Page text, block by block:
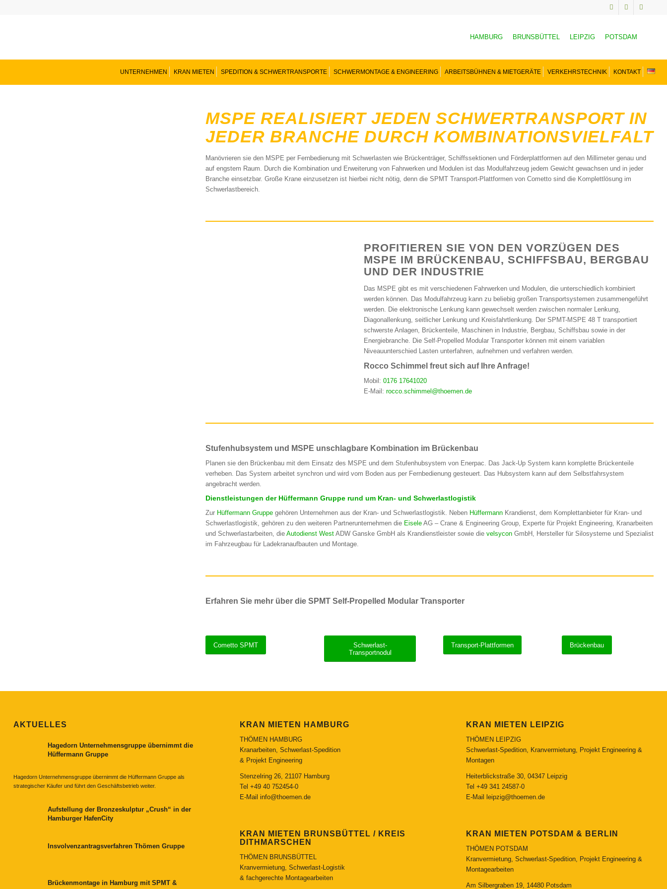
HAMBURG BRUNSBÜTTEL LEIPZIG POTSDAM
UNTERNEHMEN KRAN MIETEN SPEDITION & SCHWERTRANSPORTE SCHWERMONTAGE & ENGINEERING ARBEITSBÜHNEN & MIETGERÄTE VERKEHRSTECHNIK KONTAKT
MSPE REALISIERT JEDEN SCHWERTRANSPORT IN
JEDER BRANCHE DURCH KOMBINATIONSVIELFALT
Manövrieren sie den MSPE per Fernbedienung mit Schwerlasten wie Brückenträger, Schiffssektionen und Förderplattformen auf den Millimeter genau und
auf engstem Raum. Durch die Kombination und Erweiterung von Fahrwerken und Modulen ist das Modulfahrzeug jedem Gewicht gewachsen und in jeder
Branche einsetzbar. Große Krane einzusetzen ist hierbei nicht nötig, denn die SPMT Transport-Plattformen von Cometto sind die Komplettlösung im
Schwerlastbereich.
PROFITIEREN SIE VON DEN VORZÜGEN DES
MSPE IM BRÜCKENBAU, SCHIFFSBAU, BERGBAU
UND DER INDUSTRIE
Das MSPE gibt es mit verschiedenen Fahrwerken und Modulen, die unterschiedlich kombiniert
werden können. Das Modulfahrzeug kann zu beliebig großen Transportsystemen zusammengeführt
werden. Die elektronische Lenkung kann gewechselt werden zwischen normaler Lenkung,
Diagonallenkung, seitlicher Lenkung und Kreisfahrtlenkung. Der SPMT-MSPE 48 T transportiert
schwerste Anlagen, Brückenteile, Maschinen in Industrie, Bergbau, Schiffsbau sowie in der
Energiebranche. Die Self-Propelled Modular Transporter können mit einem variablen
Niveauunterschied Lasten unterfahren, aufnehmen und verfahren werden.
Rocco Schimmel freut sich auf Ihre Anfrage!
Mobil:0176 17641020
E-Mail:rocco.schimmel@thoemen.de
Stufenhubsystem und MSPE unschlagbare Kombination im Brückenbau
Planen sie den Brückenbau mit dem Einsatz des MSPE und dem Stufenhubsystem von Enerpac. Das Jack-Up System kann komplette Brückenteile
verheben. Das System arbeitet synchron und wird vom Boden aus per Fernbedienung gesteuert. Das Hubsystem kann auf dem Selbstfahrsystem
angebracht werden.
Dienstleistungen der Hüffermann Gruppe rund um Kran- und Schwerlastlogistik
Zur Hüffermann Gruppe gehören Unternehmen aus der Kran- und Schwerlastlogistik. Neben Hüffermann Krandienst, dem Komplettanbieter für Kran- und
Schwerlastlogistik, gehören zu den weiteren Partnerunternehmen die Eisele AG – Crane & Engineering Group, Experte für Projekt Engineering, Kranarbeiten
und Schwerlastarbeiten, die Autodienst West ADW Ganske GmbH als Krandienstleister sowie die velsycon GmbH, Hersteller für Silosysteme und Spezialist
im Fahrzeugbau für Ladekranaufbauten und Montage.
Erfahren Sie mehr über die SPMT Self-Propelled Modular Transporter
Cometto SPMT
Schwerlast-
Transportnodul
Transport-Plattformen Brückenbau
AKTUELLES
Hagedorn Unternehmensgruppe übernimmt die
Hüffermann Gruppe
Hagedorn Unternehmensgruppe übernimmt die Hüffermann Gruppe als
strategischer Käufer und führt den Geschäftsbetrieb weiter.
Aufstellung der Bronzeskulptur „Crush“ in der
Hamburger HafenCity
Insvolvenzantragsverfahren Thömen Gruppe
Brückenmontage in Hamburg mit SPMT &
KRAN MIETEN HAMBURG
THÖMEN HAMBURG
Kranarbeiten, Schwerlast-Spedition
& Projekt Engineering
Stenzelring 26, 21107 Hamburg
Tel +49 40 752454-0
E-Mail info@thoemen.de
KRAN MIETEN BRUNSBÜTTEL / KREIS
DITHMARSCHEN
THÖMEN BRUNSBÜTTEL
Kranvermietung, Schwerlast-Logistik
& fachgerechte Montagearbeiten
KRAN MIETEN LEIPZIG
THÖMEN LEIPZIG
Schwerlast-Spedition, Kranvermietung, Projekt Engineering &
Montagen
Heiterblickstraße 30, 04347 Leipzig
Tel +49 341 24587-0
E-Mail
leipzig@thoemen.de
KRAN MIETEN POTSDAM & BERLIN
THÖMEN POTSDAM
Kranvermietung, Schwerlast-Spedition, Projekt Engineering &
Montagearbeiten
Am Silbergraben 19, 14480 Potsdam